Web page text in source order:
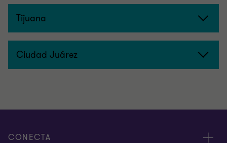
Tijuana
Ciudad Juárez
CONECTA